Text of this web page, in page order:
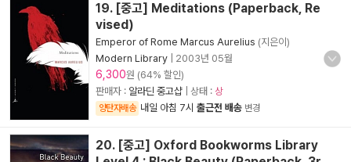
19. [중고] Meditations (Paperback, Re
vised)
Emperor of Rome Marcus Aurelius (지은이)
Modern Library
2003년 05월
6,300원 (64% 할인)
판매자 : 알라딘 중고샵 | 상태 : 상
양탄자배송 내일 아침 7시 출근전 배송 변경
20. [중고] Oxford Bookworms Library